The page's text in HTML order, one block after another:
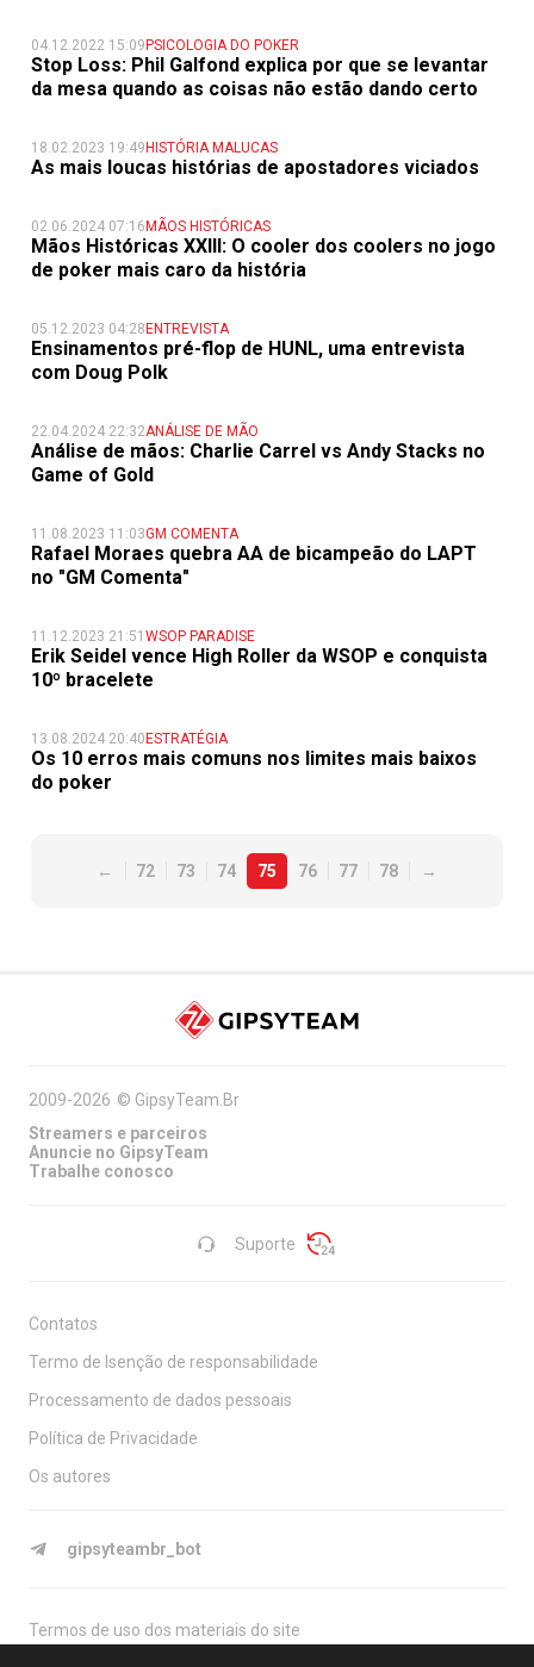
04.12.2022 15:09 PSICOLOGIA DO POKER
Stop Loss: Phil Galfond explica por que se levantar
da mesa quando as coisas não estão dando certo
18.02.2023 19:49 HISTÓRIA MALUCAS
As mais loucas histórias de apostadores viciados
02.06.2024 07:16 MÃOS HISTÓRICAS
Mãos Históricas XXIII: O cooler dos coolers no jogo
de poker mais caro da história
05.12.2023 04:28 ENTREVISTA
Ensinamentos pré-flop de HUNL, uma entrevista
com Doug Polk
22.04.2024 22:32ANÁLISE DE MÃO
Análise de mãos: Charlie Carrel vs Andy Stacks no
Game of Gold
11.08.2023 11:03GM COMENTA
Rafael Moraes quebra AA de bicampeão do LAPT
no "GM Comenta"
11.12.2023 21:51 WSOP PARADISE
Erik Seidel vence High Roller da WSOP e conquista
10º bracelete
13.08.2024 20:40 ESTRATÉGIA
Os 10 erros mais comuns nos limites mais baixos
do poker
← 72 73 74 75 76 77 78 →
Suporte
2009-2026 © GipsyTeam.Br
Streamers e parceiros
Anuncie no GipsyTeam
Trabalhe conosco
Termos de uso dos materiais do site
Contatos
Termo de Isenção de responsabilidade
Processamento de dados pessoais
Política de Privacidade
Os autores
gipsyteambr_bot